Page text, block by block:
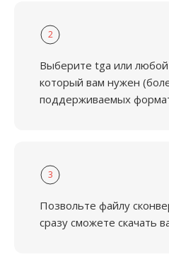
2
Выберите tga или
который вам нужен
поддерживаемых
3
Позвольте файлу
сразу сможете скачать